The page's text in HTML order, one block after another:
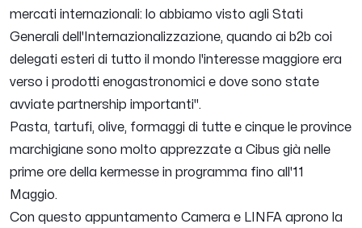
mercati internazionali: lo abbiamo visto agli Stati
Generali dell'Internazionalizzazione, quando ai b2b coi
delegati esteri di tutto il mondo l'interesse maggiore era
verso i prodotti enogastronomici e dove sono state
avviate partnership importanti".
Pasta, tartufi, olive, formaggi di tutte e cinque le province
marchigiane sono molto apprezzate a Cibus già nelle
prime ore della kermesse in programma fino all'11
Maggio.
Con questo appuntamento Camera e LINFA aprono la